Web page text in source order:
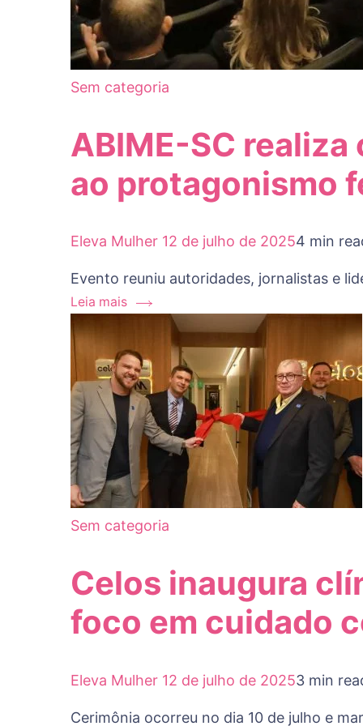
Sem categoria
ABIME-SC
ao protagonismo
Eleva Mulher 12 de julho de 20254 min
Evento reuniu autoridades, jornalistas e
Leia mais
Sem categoria
Celos inaugura
foco em cuidado
Eleva Mulher 12 de julho de 20253 min
Cerimônia ocorreu no dia 10 de julho e